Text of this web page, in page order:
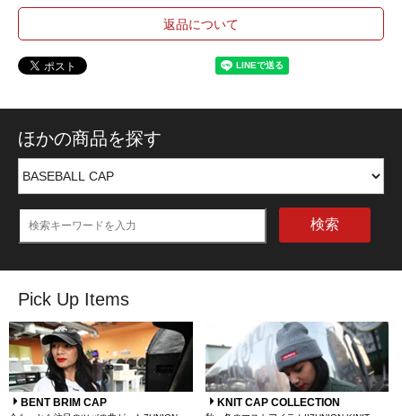
返品について
ほかの商品を探す
検索
Pick Up Items
BENT BRIM CAP KNIT CAP COLLECTION